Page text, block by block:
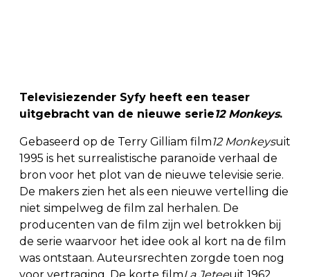
Televisiezender Syfy heeft een teaser
uitgebracht van de nieuwe serie12 Monkeys.
Gebaseerd op de Terry Gilliam film12 Monkeysuit
1995 is het surrealistische paranoïde verhaal de
bron voor het plot van de nieuwe televisie serie.
De makers zien het als een nieuwe vertelling die
niet simpelweg de film zal herhalen. De
producenten van de film zijn wel betrokken bij
de serie waarvoor het idee ook al kort na de film
was ontstaan. Auteursrechten zorgde toen nog